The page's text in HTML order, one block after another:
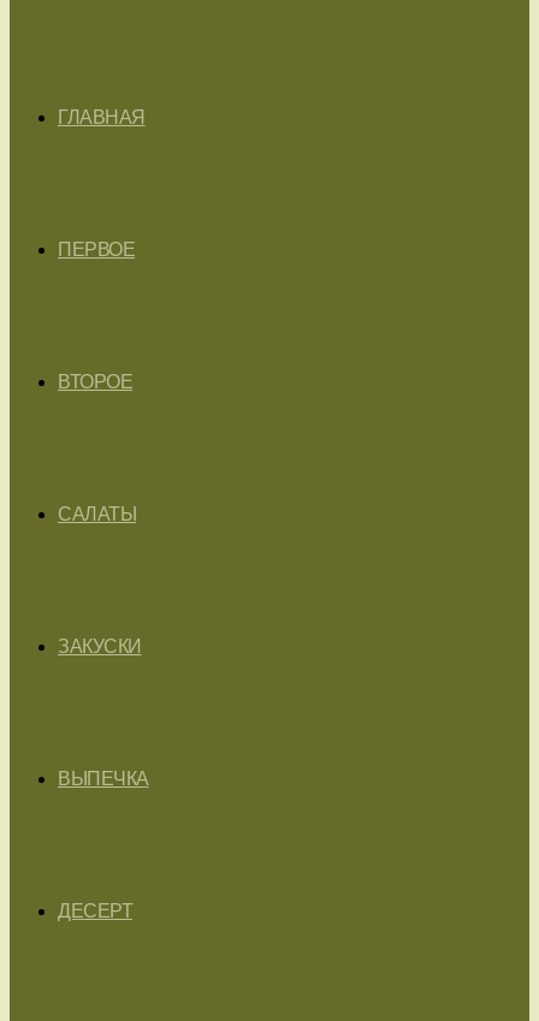
ГЛАВНАЯ
ПЕРВОЕ
ВТОРОЕ
САЛАТЫ
ЗАКУСКИ
ВЫПЕЧКА
ДЕСЕРТ